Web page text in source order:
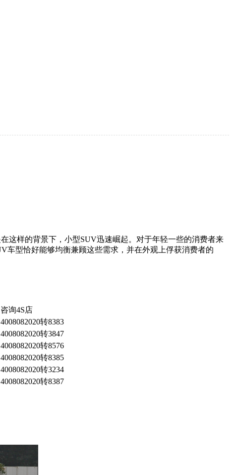
这样的背景下，小型SUV迅速崛起。对于年轻一些的消费者来
车型恰好能够均衡兼顾这些需求，并在外观上俘获消费者的
咨询4S店
4008082020转8383
4008082020转3847
4008082020转8576
4008082020转8385
4008082020转3234
4008082020转8387